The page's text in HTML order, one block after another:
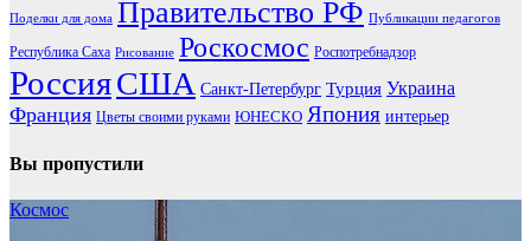
Поделки для дома Правительство РФ Публикации педагогов
Республика Саха Рисование Роскосмос Роспотребнадзор
РоссияСША Санкт-Петербург Турция Украина
Франция Цветы своими руками ЮНЕСКО Япония интерьер
Вы пропустили
Космос